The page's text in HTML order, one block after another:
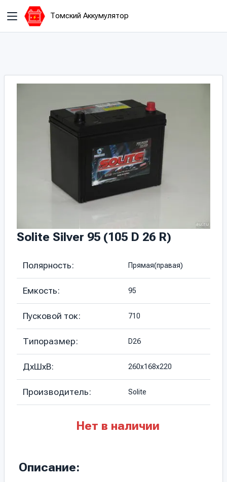
Томский Аккумулятор
Solite Silver 95 (105 D 26 R)
Полярность: Прямая(правая)
Емкость: 95
Пусковой ток: 710
Типоразмер: D26
ДхШхВ: 260х168х220
Производитель: Solite
Нет в наличии
Описание: